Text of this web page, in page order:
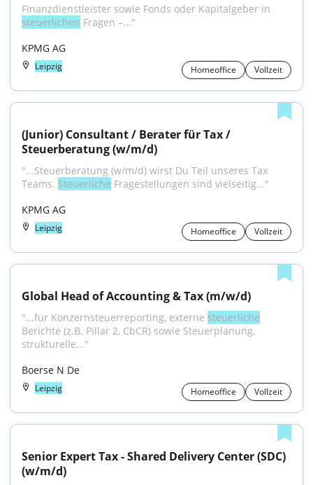
steuerlichen Fragen –..."
KPMG AG
Leipzig Homeoffice Vollzeit
(Junior) Consultant / Berater für Tax /
Steuerberatung (w/m/d)
"...Steuerberatung (w/m/d) wirst Du Teil unseres Tax
Teams. Steuerliche Fragestellungen sind vielseitig..."
KPMG AG
Leipzig Homeoffice Vollzeit
Global Head of Accounting & Tax (m/w/d)
"...für Konzernsteuerreporting, externe steuerliche
Berichte (z.B. Pillar 2, CbCR) sowie Steuerplanung,
strukturelle..."
Boerse N De
Leipzig Homeoffice Vollzeit
Senior Expert Tax - Shared Delivery Center (SDC)
(w/m/d)